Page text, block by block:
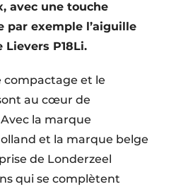
et égouttage
avec une touche
par exemple l’aiguille
P18Li.
compactage et le
au cœur de
Avec la marque
et la marque belge
de Londerzeel
qui se complètent